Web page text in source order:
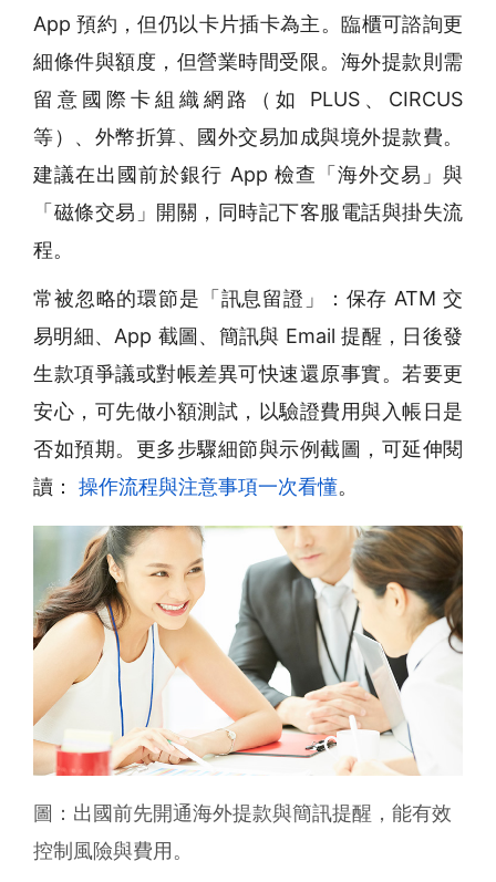
App 預約，但仍以卡片插卡為主。臨櫃可諮詢更
細條件與額度，但營業時間受限。海外提款則需
留意國際卡組織網路（如 PLUS、CIRCUS
等）、外幣折算、國外交易加成與境外提款費。
建議在出國前於銀行 App 檢查「海外交易」與
「磁條交易」開關，同時記下客服電話與掛失流
程。
常被忽略的環節是「訊息留證」：保存 ATM 交
易明細、App 截圖、簡訊與 Email 提醒，日後發
生款項爭議或對帳差異可快速還原事實。若要更
安心，可先做小額測試，以驗證費用與入帳日是
否如預期。更多步驟細節與示例截圖，可延伸閱
讀：
操作流程與注意事項一次看懂。
圖：出國前先開通海外提款與簡訊提醒，能有效
控制風險與費用。